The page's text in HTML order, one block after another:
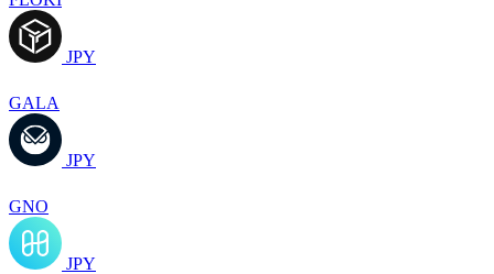
JPY
GALA
JPY
GNO
JPY